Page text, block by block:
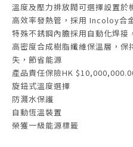
溫度及壓力排放閥可選擇設置於
高效率發熱管，採用 Incoloy合
特殊不銹鋼內膽採用自動化焊
高密度合成樹脂纖維保溫層，
失，節省能源
產品責任保險HK
旋鈕式溫度選擇
防濺水保護
自動恆溫裝置
榮獲一級能源標籤